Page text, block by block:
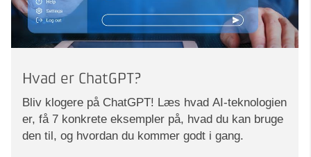
Hvad er ChatGPT?
Bliv klogere på ChatGPT! Læs hvad AI-teknologien
er, få 7 konkrete eksempler på, hvad du kan bruge
den til, og hvordan du kommer godt i gang.